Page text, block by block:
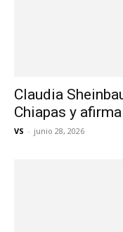
Claudia
Chiapas y
VS - junio 28, 2026